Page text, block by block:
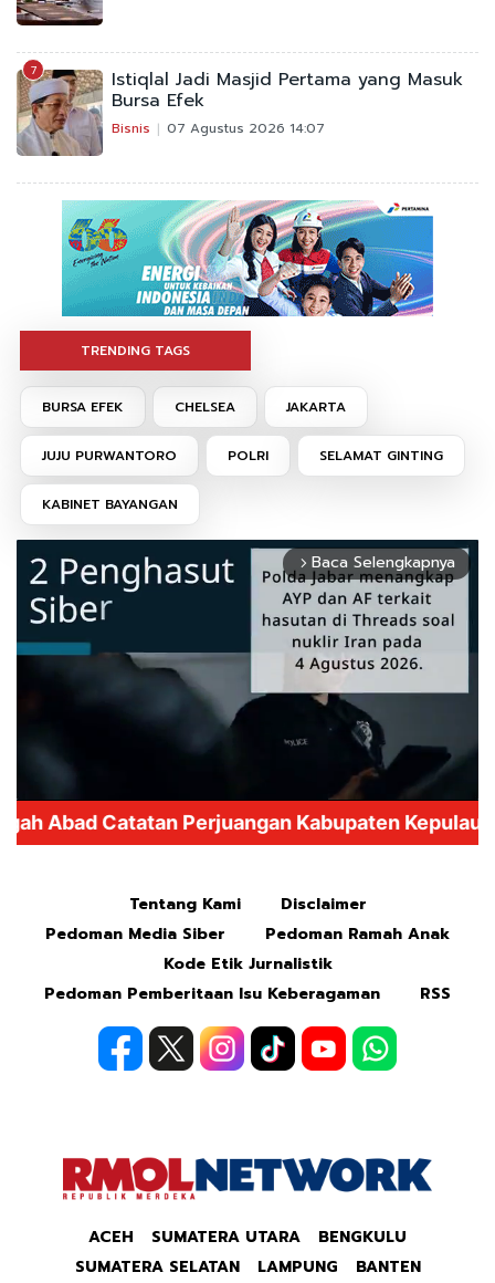
7 Istiqlal Jadi Masjid Pertama yang Masuk
Bursa Efek
Bisnis 07 Agustus 2026 14:07
TRENDING TAGS
BURSA EFEK CHELSEA JAKARTA
JUJU PURWANTORO POLRI SELAMAT GINTING
KABINET BAYANGAN
arrow_forward_ios Baca Selengkapnya
Tentang Kami
Disclaimer
Pedoman Media Siber
Pedoman Ramah Anak
Kode Etik Jurnalistik
Pedoman Pemberitaan Isu Keberagaman
RSS
ACEH SUMATERA UTARA
BENGKULU
SUMATERA SELATAN
LAMPUNG BANTEN